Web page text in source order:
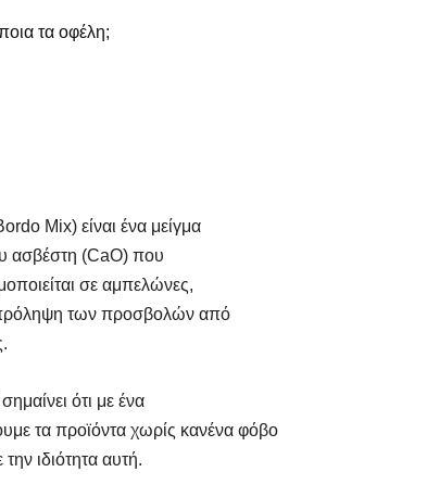
τα οφέλη;
Mix) είναι ένα μείγμα
ασβέστη (CaO) που
σε αμπελώνες,
πρόληψη των προσβολών από
ότι με ένα
τα προϊόντα χωρίς κανένα φόβο
ιδιότητα αυτή.